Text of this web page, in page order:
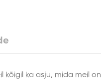
kõigil ka asju, mida meil